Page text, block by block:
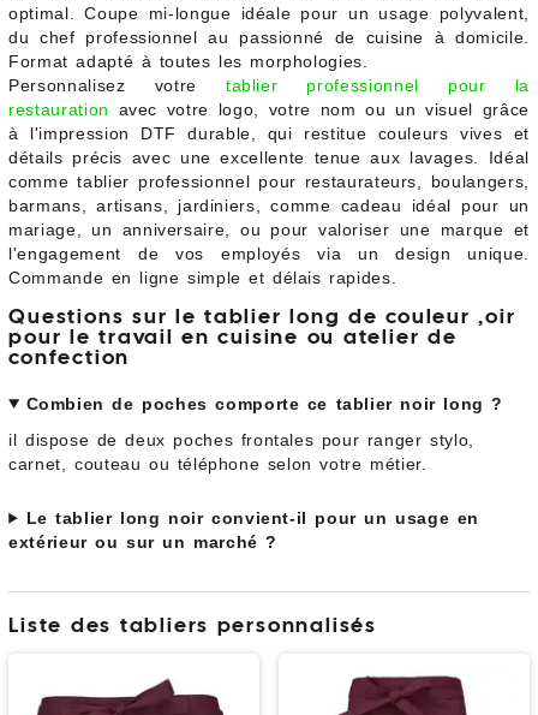
optimal. Coupe mi-longue idéale pour un usage polyvalent,
du chef professionnel au passionné de cuisine à domicile.
Format adapté à toutes les morphologies.
Personnalisez votre tablier professionnel pour la
restauration
avec votre logo, votre nom ou un visuel grâce
à l'impression DTF durable, qui restitue couleurs vives et
détails précis avec une excellente tenue aux lavages. Idéal
comme tablier professionnel pour restaurateurs, boulangers,
barmans, artisans, jardiniers, comme cadeau idéal pour un
mariage, un anniversaire, ou pour valoriser une marque et
l'engagement de vos employés via un design unique.
Commande en ligne simple et délais rapides.
Questions sur le tablier long de couleur ,oir
pour le travail en cuisine ou atelier de
confection
Combien de poches comporte ce tablier noir long ?
il dispose de deux poches frontales pour ranger stylo,
carnet, couteau ou téléphone selon votre métier.
Le tablier long noir convient-il pour un usage en
extérieur ou sur un marché ?
Liste des tabliers personnalisés